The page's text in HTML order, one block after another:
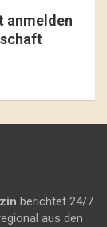
anmelden
berichtet 24/7
aus den